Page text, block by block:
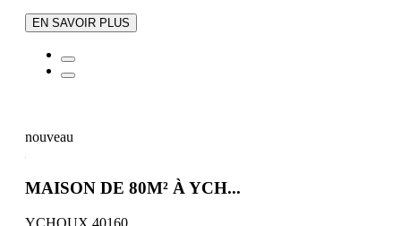
EN SAVOIR PLUS
nouveau
MAISON DE 80M² À YCH...
YCHOUX 40160